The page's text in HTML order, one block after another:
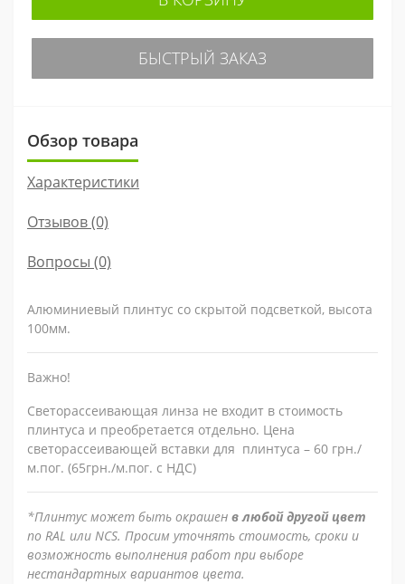
БЫСТРЫЙ ЗАКАЗ
Обзор товара
Характеристики
Отзывов (0)
Вопросы (0)
Алюминиевый плинтус со скрытой подсветкой, высота
100мм.
Важно!
Светорассеивающая линза не входит в стоимость
плинтуса и преобретается отдельно. Цена
светорассеивающей вставки для плинтуса – 60 грн./
м.пог. (65грн./м.пог. с НДС)
*Плинтус может быть окрашен в любой другой цвет
по RAL или NCS. Просим уточнять стоимость, сроки и
возможность выполнения работ при выборе
нестандартных вариантов цвета.